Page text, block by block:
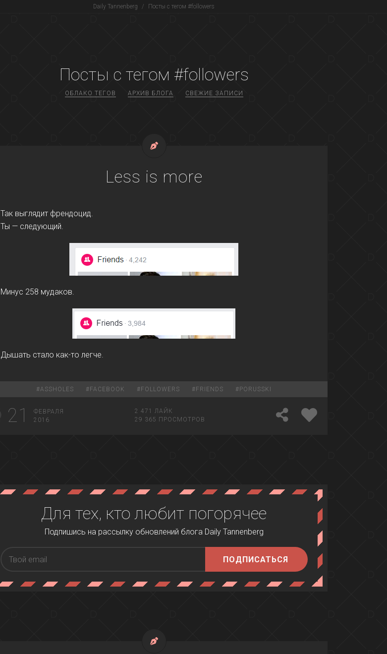
Daily Tannenberg / Посты с тегом #followers
Посты с тегом #followers
ОБЛАКО ТЕГОВ АРХИВ БЛОГА СВЕЖИЕ ЗАПИСИ
Less is more
Так выглядит френдоцид.
Ты — следующий.
Минус 258 мудаков.
Дышать стало как-то легче.
#ASSHOLES # FACEBOOK # FOLLOWERS # FRIENDS # PORUSSKI
21
ФЕВРАЛЯ
2016
2 471ЛАЙК
29 365 ПРОСМОТРОВ
Для тех, кто любит погорячее
Подпишись на рассылку обновлений блога Daily Tannenberg
ПОДПИСАТЬСЯ